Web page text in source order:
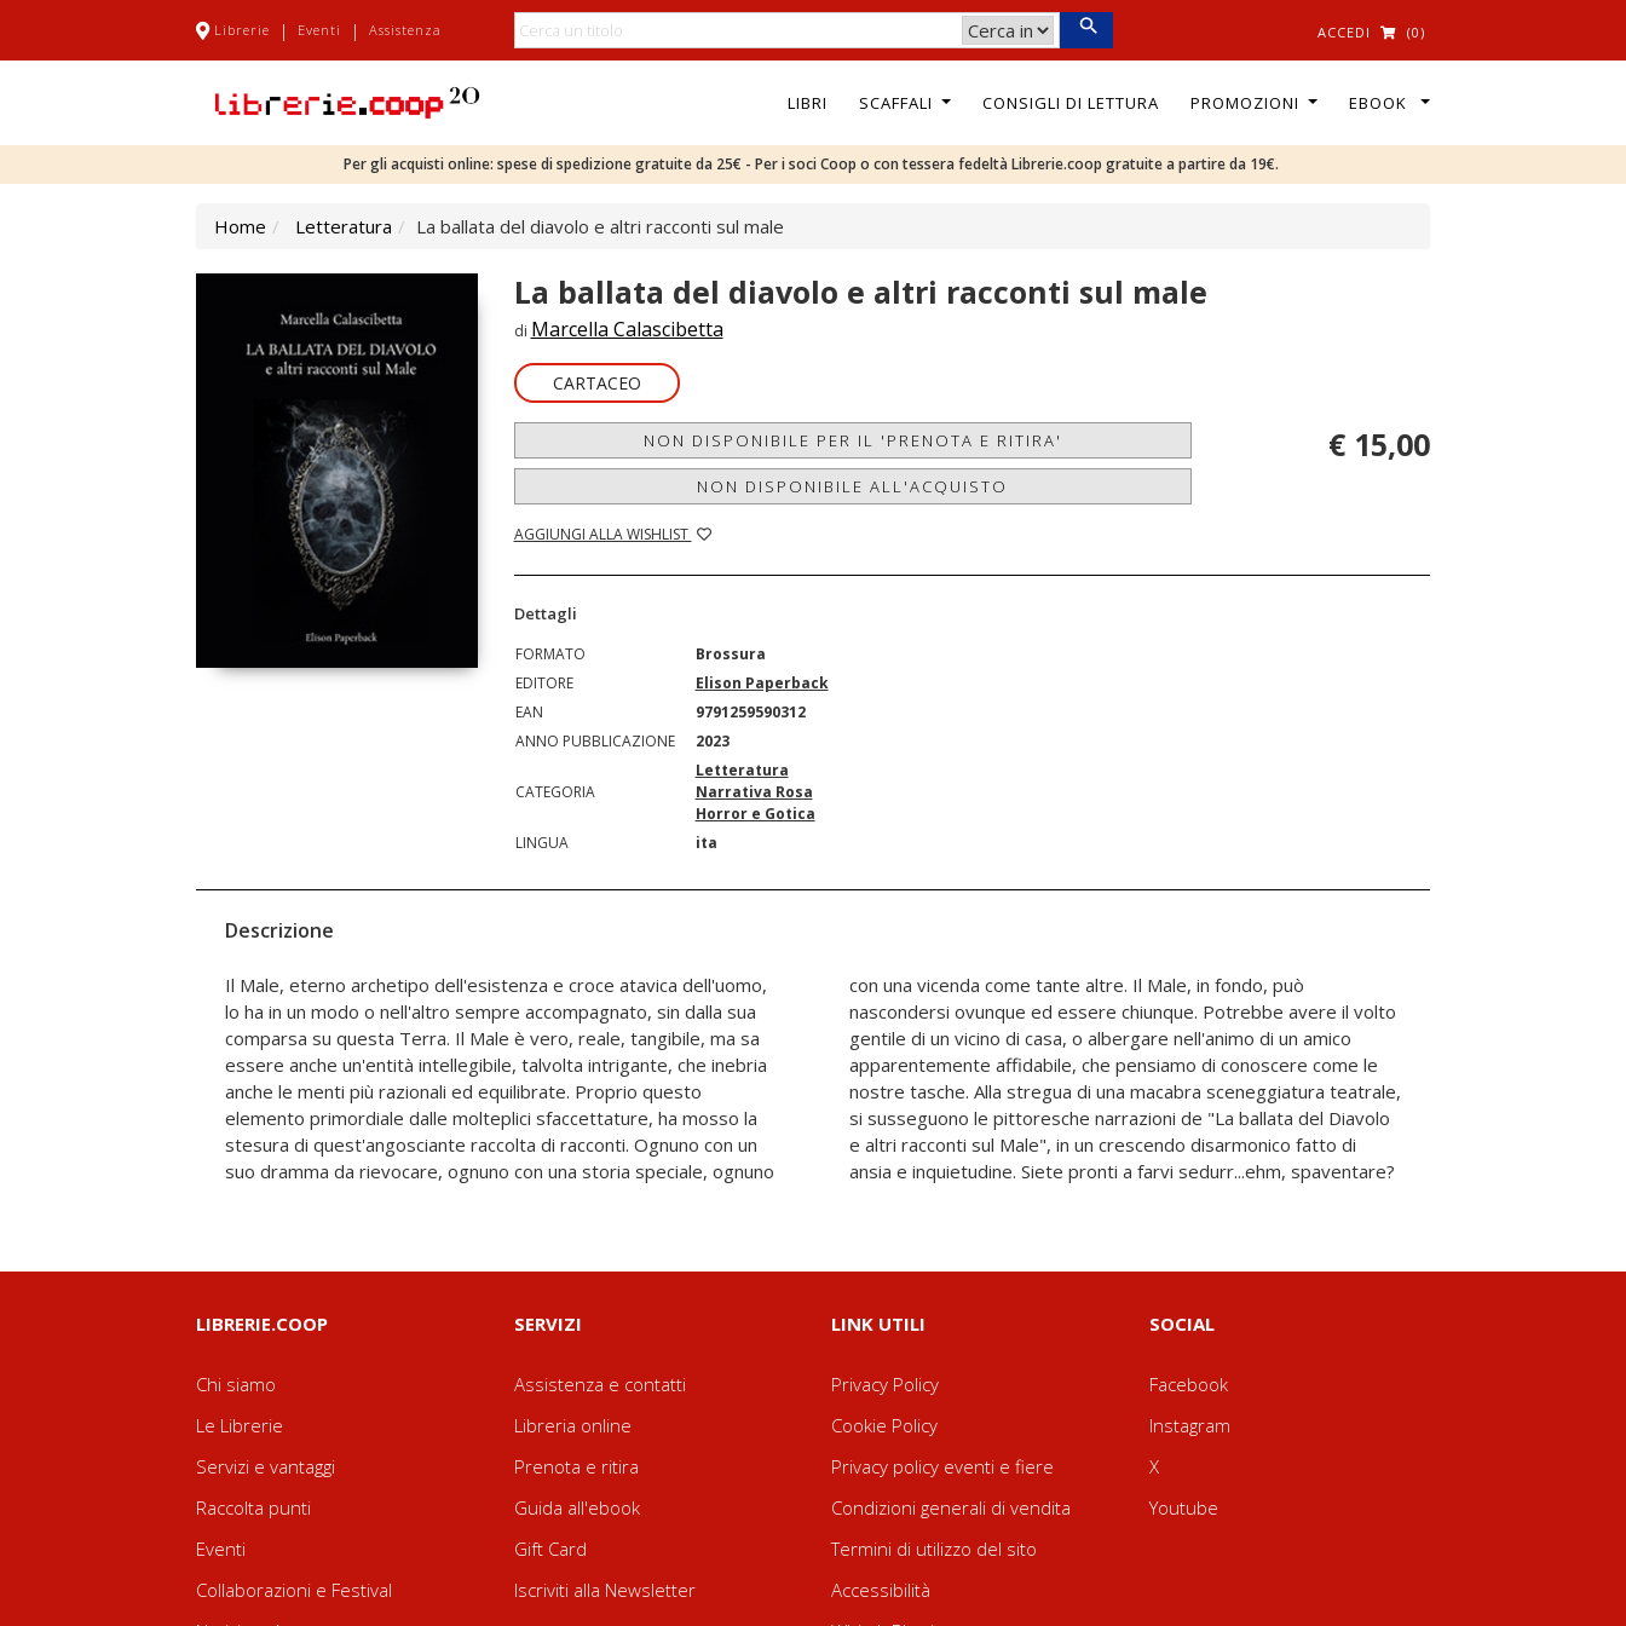
Librerie | Eventi | Assistenza ACCEDI (0)
LIBRI SCAFFALI CONSIGLI DI LETTURA PROMOZIONI EBOOK
Per gli acquisti online: spese di spedizione gratuite da 25€ - Per i soci Coop o con tessera fedeltà Librerie.coop gratuite a partire da 19€.
Home Letteratura La ballata del diavolo e altri racconti sul male
La ballata del diavolo e altri racconti sul male
di Marcella Calascibetta
CARTACEO
NON DISPONIBILE PER IL 'PRENOTA E RITIRA'
NON DISPONIBILE ALL'ACQUISTO
AGGIUNGI ALLA WISHLIST
€ 15,00
Dettagli
FORMATO
Brossura
EDITORE
Elison Paperback
EAN
9791259590312
ANNO PUBBLICAZIONE
2023
CATEGORIA
Letteratura
Narrativa Rosa
Horror e Gotica
LINGUA
ita
Descrizione
Il Male, eterno archetipo dell'esistenza e croce atavica dell'uomo,
lo ha in un modo o nell'altro sempre accompagnato, sin dalla sua
comparsa su questa Terra. Il Male è vero, reale, tangibile, ma sa
essere anche un'entità intellegibile, talvolta intrigante, che inebria
anche le menti più razionali ed equilibrate. Proprio questo
elemento primordiale dalle molteplici sfaccettature, ha mosso la
stesura di quest'angosciante raccolta di racconti. Ognuno con un
suo dramma da rievocare, ognuno con una storia speciale, ognuno
con una vicenda come tante altre. Il Male, in fondo, può
nascondersi ovunque ed essere chiunque. Potrebbe avere il volto
gentile di un vicino di casa, o albergare nell'animo di un amico
apparentemente affidabile, che pensiamo di conoscere come le
nostre tasche. Alla stregua di una macabra sceneggiatura teatrale,
si susseguono le pittoresche narrazioni de "La ballata del Diavolo
e altri racconti sul Male", in un crescendo disarmonico fatto di
ansia e inquietudine. Siete pronti a farvi sedurr...ehm, spaventare?
LIBRERIE.COOP
Chi siamo
Le Librerie
Servizi e vantaggi
Raccolta punti
Eventi
Collaborazioni e Festival
SERVIZI
Assistenza e contatti
Libreria online
Prenota e ritira
Guida all'ebook
Gift Card
Iscriviti alla Newsletter
LINK UTILI
Privacy Policy
Cookie Policy
Privacy policy eventi e fiere
Condizioni generali di vendita
Termini di utilizzo del sito
Accessibilità
SOCIAL
Facebook
Instagram
X
Youtube